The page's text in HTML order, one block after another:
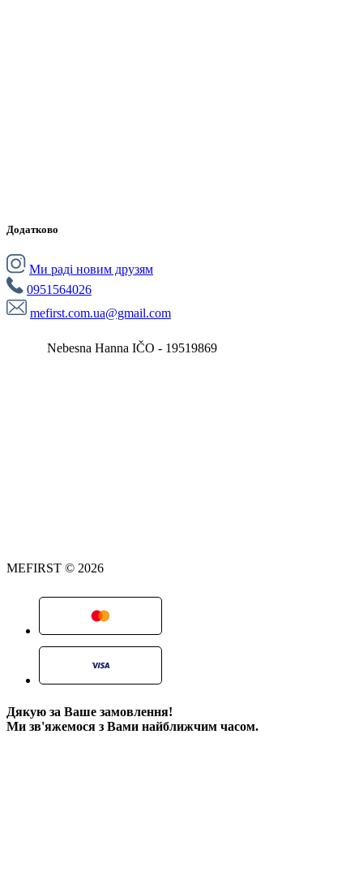
Додатково
Ми раді новим друзям
0951564026
mefirst.com.ua@gmail.com
Nebesna Hanna IČO - 19519869
MEFIRST © 2026
Дякую за Ваше замовлення!
Ми зв'яжемося з Вами найближчим часом.